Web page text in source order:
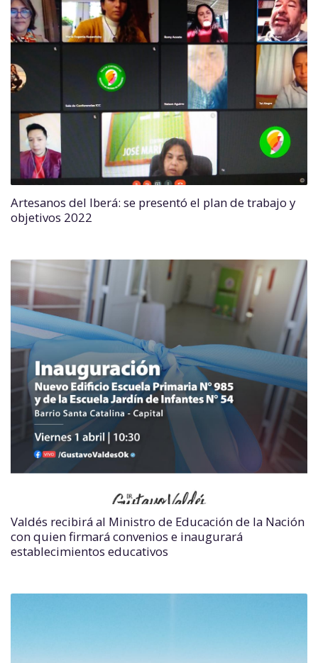
Artesanos del Iberá: se presentó el plan de trabajo y
objetivos 2022
Valdés recibirá al Ministro de Educación de la Nación
con quien firmará convenios e inaugurará
establecimientos educativos